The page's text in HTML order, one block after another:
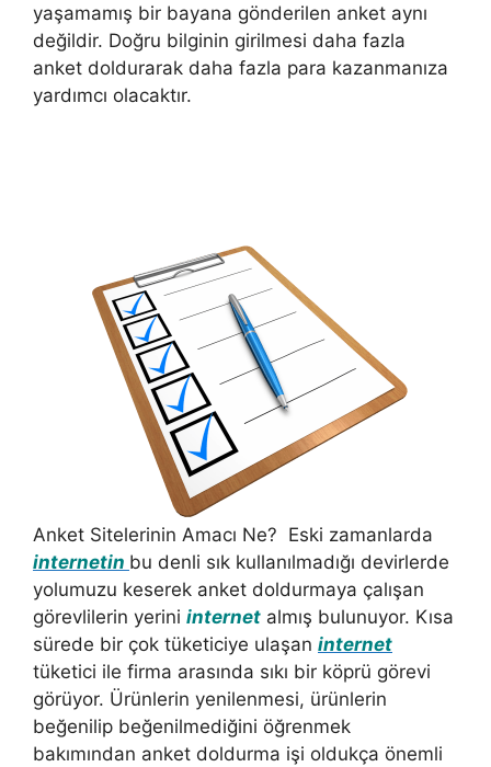
yaşamamış bir bayana gönderilen anket aynı
değildir. Doğru bilginin girilmesi daha fazla
anket doldurarak daha fazla para kazanmanıza
yardımcı olacaktır.
Anket Sitelerinin Amacı Ne? Eski zamanlarda
internetin bu denli sık kullanılmadığı devirlerde
yolumuzu keserek anket doldurmaya çalışan
görevlilerin yerini internet almış bulunuyor. Kısa
sürede bir çok tüketiciye ulaşan internet
tüketici ile firma arasında sıkı bir köprü görevi
görüyor. Ürünlerin yenilenmesi, ürünlerin
beğenilip beğenilmediğini öğrenmek
bakımından anket doldurma işi oldukça önemli